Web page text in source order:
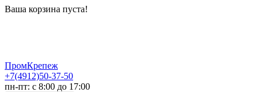
Ваша корзина пуста!
ПромКрепеж
+7(4912)50-37-50
пн-пт: с 8:00 до 17:00